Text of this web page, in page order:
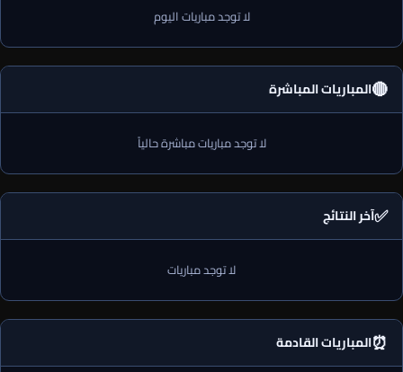
لا توجد مباريات اليوم
🔴المباريات المباشرة
لا توجد مباريات مباشرة حالياً
✅آخر النتائج
لا توجد مباريات
⏰المباريات القادمة